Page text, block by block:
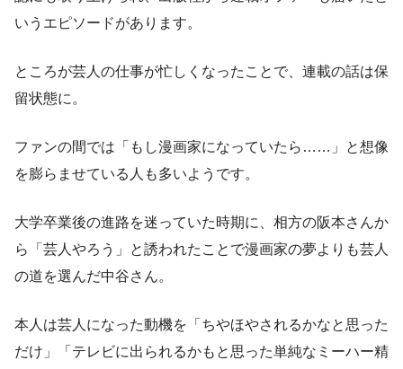
いうエピソードがあります。
ところが芸人の仕事が忙しくなったことで、連載の話は保
留状態に。
ファンの間では「もし漫画家になっていたら……」と想像
を膨らませている人も多いようです。
大学卒業後の進路を迷っていた時期に、相方の阪本さんか
ら「芸人やろう」と誘われたことで漫画家の夢よりも芸人
の道を選んだ中谷さん。
本人は芸人になった動機を「ちやほやされるかなと思った
だけ」「テレビに出られるかもと思った単純なミーハー精